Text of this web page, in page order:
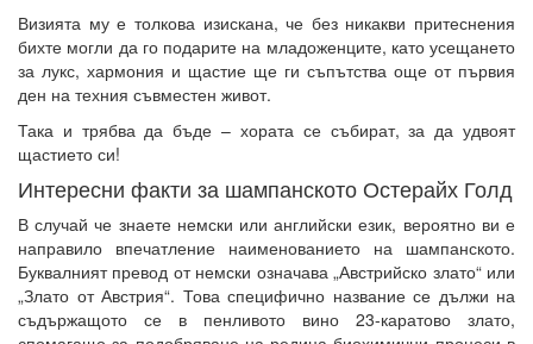
Визията му е толкова изискана, че без никакви притеснения
бихте могли да го подарите на младоженците, като усещането
за лукс, хармония и щастие ще ги съпътства още от първия
ден на техния съвместен живот.
Така и трябва да бъде – хората се събират, за да удвоят
щастието си!
Интересни факти за шампанското Остерайх Голд
В случай че знаете немски или английски език, вероятно ви е
направило впечатление наименованието на шампанското.
Буквалният превод от немски означава „Австрийско злато“ или
„Злато от Австрия“. Това специфично название се дължи на
съдържащото се в пенливото вино 23-каратово злато,